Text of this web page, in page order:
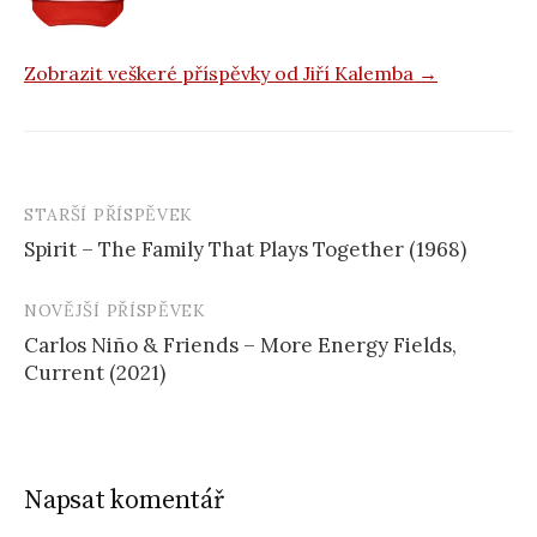
Zobrazit veškeré příspěvky od Jiří Kalemba →
Navigace
příspěvku
STARŠÍ PŘÍSPĚVEK
Spirit – The Family That Plays Together (1968)
NOVĚJŠÍ PŘÍSPĚVEK
Carlos Niño & Friends – More Energy Fields,
Current (2021)
Napsat komentář